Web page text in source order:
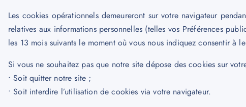
Les cookies opérationnels demeureront sur votre navigateur
relatives aux informations personnelles (telles vos Préférences
les 13 mois suivants le moment où vous nous indiquez consentir à
Si vous ne souhaitez pas que notre site dépose des cookies sur
• Soit quitter notre site ;
• Soit interdire l’utilisation de cookies via votre navigateur.